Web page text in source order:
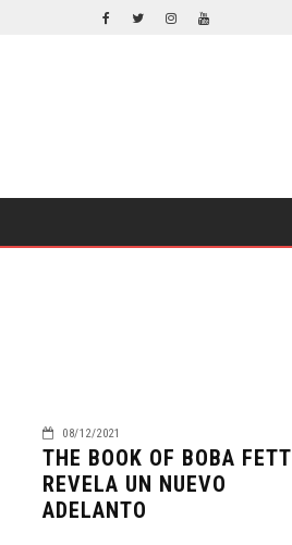
08/12/2021
THE BOOK OF BOBA FETT
REVELA UN NUEVO
ADELANTO